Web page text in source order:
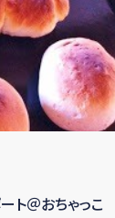
援
ト＠おちゃっこ